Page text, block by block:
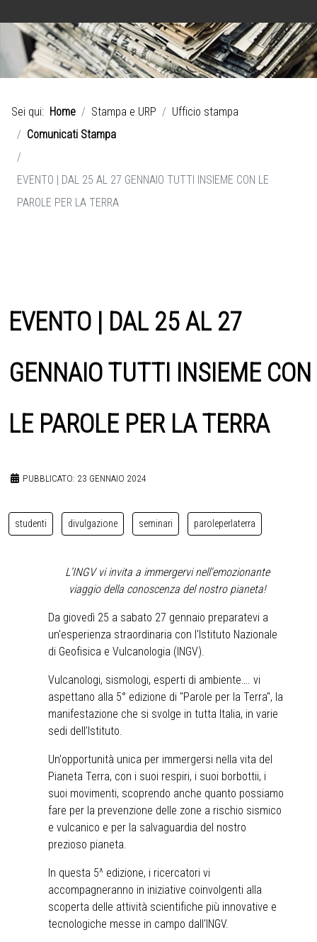
Sei qui: Home Stampa e URP
Ufficio stampa
Comunicati Stampa
EVENTO | DAL 25 AL 27 GENNAIO TUTTI INSIEME CON LE
PAROLE PER LA TERRA
EVENTO | DAL 25 AL 27
GENNAIO TUTTI INSIEME CON
LE PAROLE PER LA TERRA
PUBBLICATO: 23 GENNAIO 2024
studenti divulgazione seminari paroleperlaterra
L’INGV vi invita a immergervi nell'emozionante
viaggio della conoscenza del nostro pianeta!
Da giovedì 25 a sabato 27 gennaio preparatevi a
un'esperienza straordinaria con l'Istituto Nazionale
di Geofisica e Vulcanologia (INGV).
Vulcanologi, sismologi, esperti di ambiente…. vi
aspettano alla 5° edizione di "Parole per la Terra", la
manifestazione che si svolge in tutta Italia, in varie
sedi dell’Istituto.
Un'opportunità unica per immergersi nella vita del
Pianeta Terra, con i suoi respiri, i suoi borbottii, i
suoi movimenti, scoprendo anche quanto possiamo
fare per la prevenzione delle zone a rischio sismico
e vulcanico e per la salvaguardia del nostro
prezioso pianeta.
In questa 5^ edizione, i ricercatori vi
accompagneranno in iniziative coinvolgenti alla
scoperta delle attività scientifiche più innovative e
tecnologiche messe in campo dall'INGV.